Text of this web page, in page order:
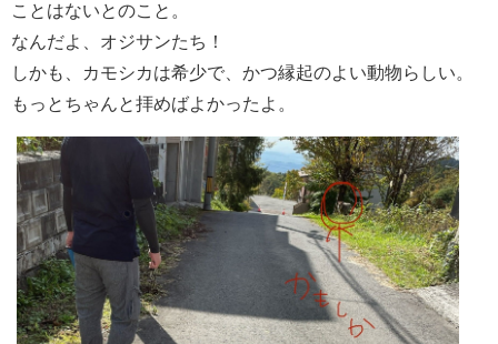
ことはないとのこと。
なんだよ、オジサンたち！
しかも、カモシカは希少で、かつ縁起のよい動物らしい。
もっとちゃんと拝めばよかったよ。